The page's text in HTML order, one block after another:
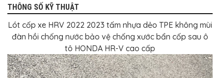
THÔNG SỐ KỸ THUẬT
Lót cốp xe HRV 2022 2023 tấm nhựa dẻo TPE không mùi
đàn hồi chống nước bảo vệ chống xước bẩn cốp sau ô
tô HONDA HR-V cao cấp